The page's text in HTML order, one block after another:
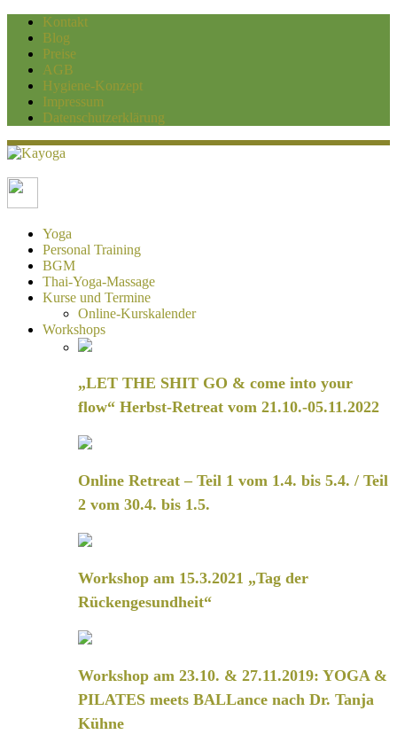
Kontakt
Blog
Preise
AGB
Hygiene-Konzept
Impressum
Datenschutzerklärung
Kayoga
Yoga und Personaltraining Duisburg
Yoga
Personal Training
BGM
Thai-Yoga-Massage
Kurse und Termine
Online-Kurskalender
Workshops
„LET THE SHIT GO & come into your
flow“ Herbst-Retreat vom 21.10.-05.11.2022
Online Retreat – Teil 1 vom 1.4. bis 5.4. / Teil
2 vom 30.4. bis 1.5.
Workshop am 15.3.2021 „Tag der
Rückengesundheit“
Workshop am 23.10. & 27.11.2019: YOGA &
PILATES meets BALLance nach Dr. Tanja
Kühne